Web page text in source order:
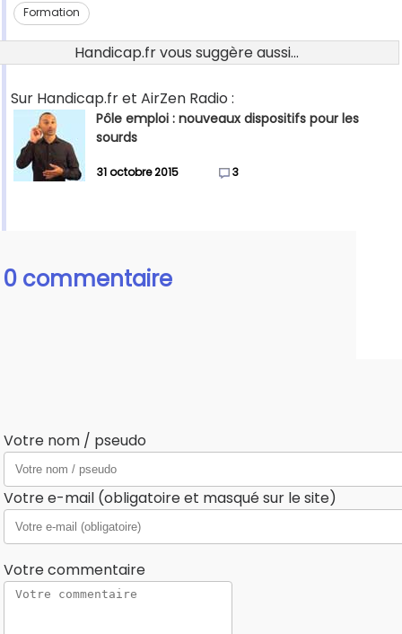
Formation
Handicap.fr vous suggère aussi...
Sur Handicap.fr et AirZen Radio :
Pôle emploi : nouveaux dispositifs pour les
sourds
31 octobre 2015 3
0 commentaire
Votre nom / pseudo
Votre e-mail (obligatoire et masqué sur le site)
Votre commentaire